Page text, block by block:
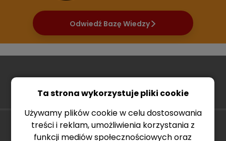
Ta strona wykorzystuje pliki cookie
Używamy plików cookie w celu dostosowania
treści i reklam, umożliwienia korzystania z
funkcji mediów społecznościowych oraz
Odwiedź Bazę Wiedzy
Aby produkować
preparaty wysokiej
Oferta
Herbicydy